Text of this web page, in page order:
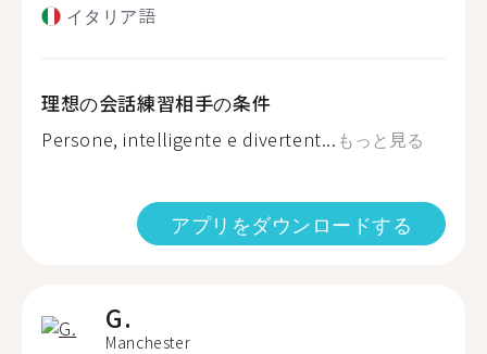
イタリア語
理想の会話練習相手の条件
Persone, intelligente e divertent... もっと見る
アプリをダウンロードする
G.
Manchester